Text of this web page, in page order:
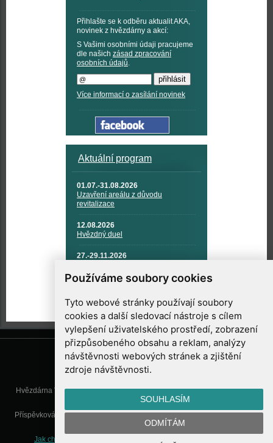
Používáme soubory cookies
Tyto webové stránky používají soubory
cookies a další sledovací nástroje s cílem
vylepšení uživatelského prostředí, zobrazení
přizpůsobeného obsahu a reklam, analýzy
návštěvnosti webových stránek a zjištění
zdroje návštěvnosti.
SOUHLASÍM
ODMÍTÁM
Přihlašte se k odběru aktualit AKA,
novinek z hvězdárny a akcí:
S Vašimi osobními údaji pracujeme
dle našich zásad zpracování
osobních údajů.
Více informací o zasílání novinek
Aktuální program
01.07.-31.08.2026
Uzavření areálu z důvodu
revitalizace
12.08.2026
Hvězdný duel
27.-29.11.2026
TECHNIKA A KOSMICKÉ
TECHNOLOGIE
Hvězdárna Valašské Meziříčí, příspěvková organizace, Vsetínská 78, 757
01 Valašské Meziříčí
Příspěvková organizace Zlínského kraje. Telefon:571 611 928, Mobil:777
info@astrovm.cz
Jak chráníme Vaše osobní údaje